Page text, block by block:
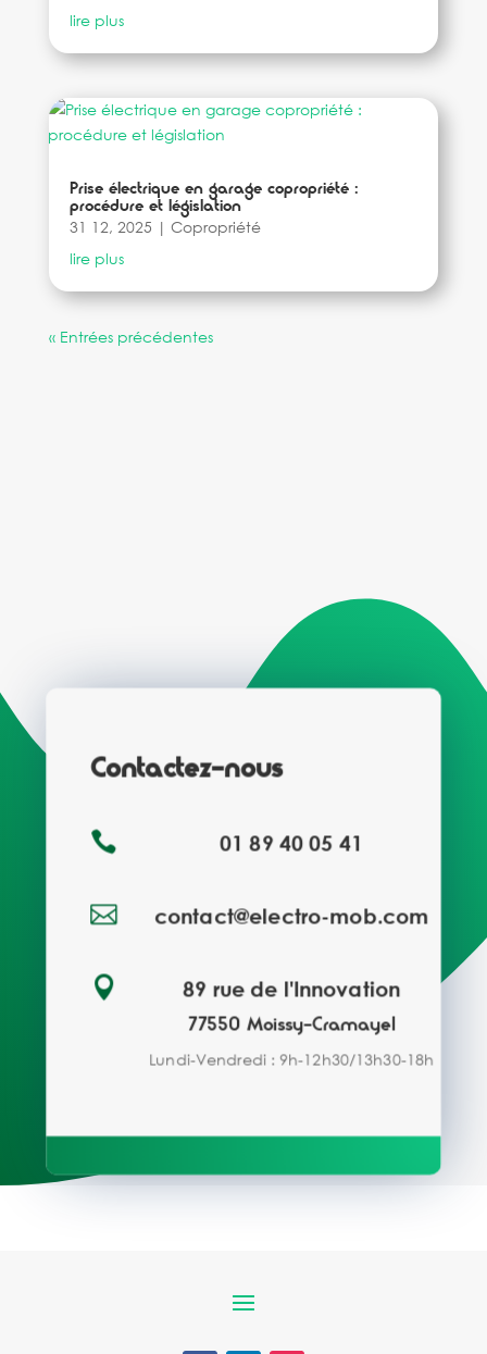
lire plus
Prise électrique en garage copropriété :
procédure et législation
31 12, 2025 | Copropriété
lire plus
« Entrées précédentes
Contactez-nous
 01 89 40 05 41
 contact@electro-mob.com
 89 rue de l'Innovation
77550 Moissy-Cramayel
Lundi-Vendredi : 9h-12h30/13h30-18h
Vous avez un projet d'installation de